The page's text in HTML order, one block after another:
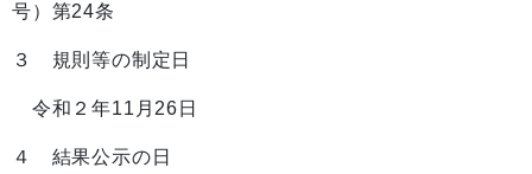
号）第24条
３ 規則等の制定日
令和２年11月26日
４ 結果公示の日